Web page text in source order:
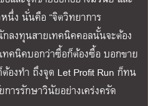
นึ่ง นั่นคือ “จิตวิทยาการ
กลงทุนสายเทคนิคคอลนั้นจะต้อง
คนิคบอกว่าซื้อก็ต้องซื้อ บอกขาย
องทำ ถึงจุด Let Profit Run ก็ทน
ารรักษาวินัยอย่างเคร่งครัด